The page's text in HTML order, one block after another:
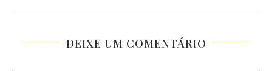
DEIXE UM COMENTÁRIO